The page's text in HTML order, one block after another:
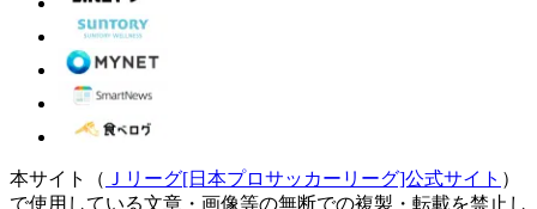
本サイト（ Ｊリーグ[日本プロサッカーリーグ]公式サイト ）
で使用している文章・画像等の無断での複製・転載を禁止し